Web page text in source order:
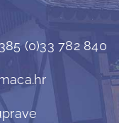
(0)33 782 840